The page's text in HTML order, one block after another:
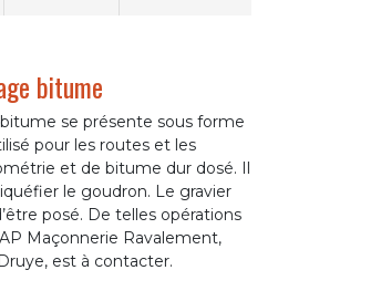
bitume
se présente sous forme
pour les routes et les
et de bitume dur dosé. Il
le goudron. Le gravier
posé. De telles opérations
Maçonnerie Ravalement,
est à contacter.